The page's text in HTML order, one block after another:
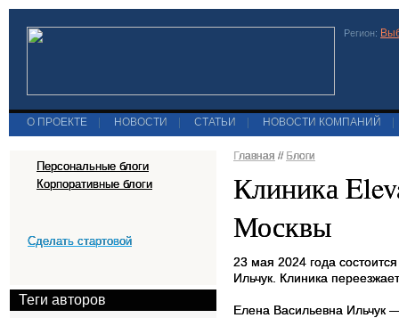
Регион:
О ПРОЕКТЕ НОВОСТИ СТАТЬИ НОВОСТИ КОМПАНИЙ
Персональные блоги
Корпоративные блоги
Сделать стартовой
Теги авторов
Главная // Блоги
Клиника
Москвы
23 мая 2024 года
Ильчук. Клиника
Елена Васильевна Ильчук